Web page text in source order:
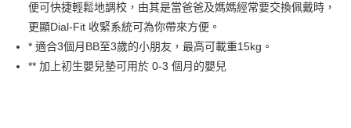
WeChat Pay
送貨方式
便可快捷輕鬆地調校，由其是當爸爸及媽媽經常要交換佩戴時，
更顯Dial-Fit 收緊系統可為你帶來方便。
* 適合3個月BB至3歲的小朋友，最高可載重15kg。
** 加上初生嬰兒墊可用於 0-3 個月的嬰兒